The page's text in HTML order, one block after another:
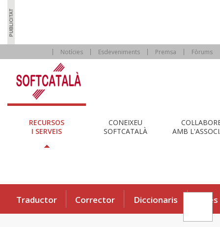
Notícies Esdeveniments Premsa Fòrums
RECURSOS
I SERVEIS
CONEIXEU
SOFTCATALÀ
AMB
Traductor Corrector Diccionaris Eines